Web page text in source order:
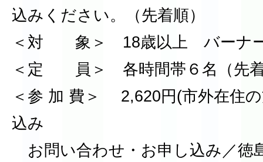
込みください。（先着順）
＜対 象＞ 18歳以上 バーナー
＜定 員＞ 各時間帯６名（先
＜参 加 費＞ 2,620円(市外在住
込み
お問い合わせ・お申し込み／徳